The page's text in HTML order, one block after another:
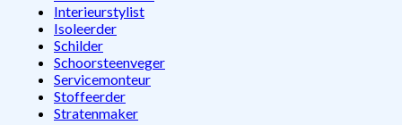
Interieurstylist
Isoleerder
Schilder
Schoorsteenveger
Servicemonteur
Stoffeerder
Stratenmaker